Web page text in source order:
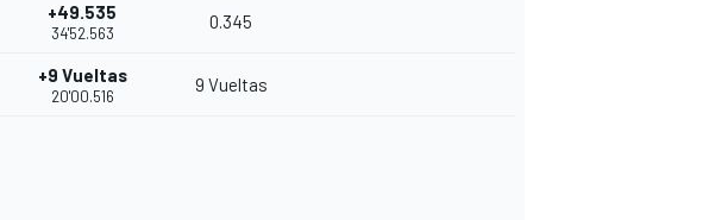
+49.535
34'52.563
0.345
+9 Vueltas
20'00.516
9 Vueltas